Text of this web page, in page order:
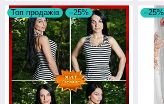
Топ продажів –25% –25%